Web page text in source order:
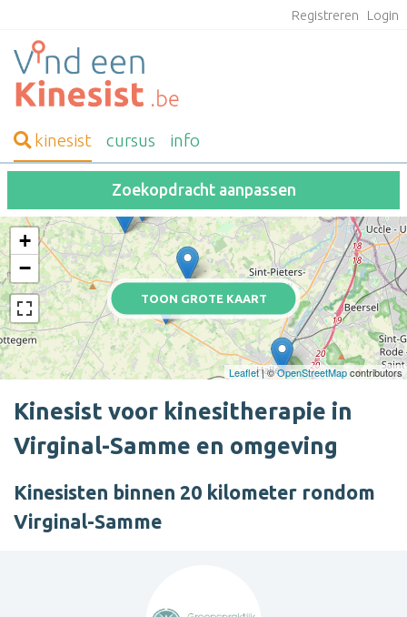
Registreren Login
kinesist cursus info
Zoekopdracht aanpassen
TOON GROTE KAART
+
−
Leaflet| ©OpenStreetMapcontributors
Kinesist voor kinesitherapie in
Virginal-Samme en omgeving
Kinesisten binnen 20 kilometer rondom
Virginal-Samme